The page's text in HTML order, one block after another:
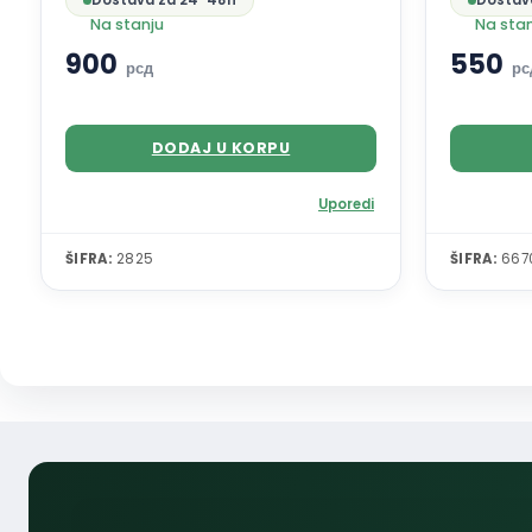
Na stanju
900 рсд
DODAJ U KORPU
Uporedi
ŠIFRA: 2825
Na
550
ŠIFRA: